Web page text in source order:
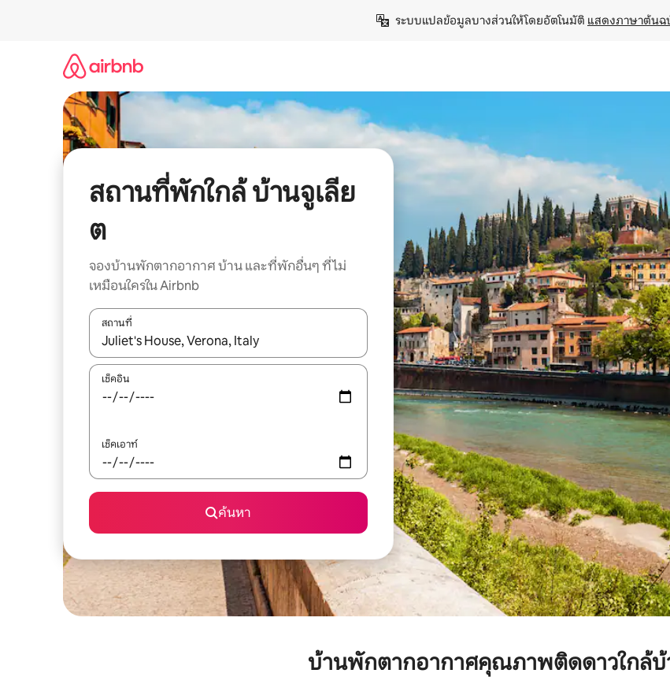
ระบบแปลข้อมูลบางส่วนให้โดยอัตโนมัติ แสดงภาษาต้นฉ
สถานที่พักใกล้ บ้านจูเลีย
ต
จองบ้านพักตากอากาศ บ้าน และที่พักอื่นๆ ที่ไม่
เหมือนใครใน Airbnb
สถานที่
ใช้ลูกศรขึ้นลง หรือใช้การสัมผัสหรือปัด เพื่อสำรวจผลการค้นหา
เช็คอิน
เช็คเอาท์
ค้นหา
บ้านพักตากอากาศคุณภาพติดดาวใกล้บ้